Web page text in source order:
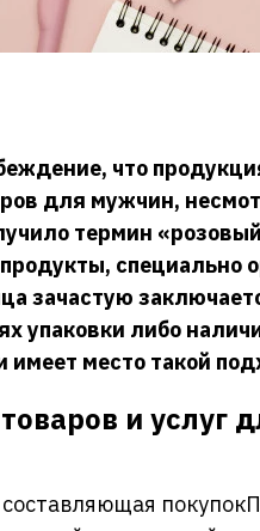
что
для мужчин,
термин
специально
зачастую
упаковки либо
имеет место такой
и услуг